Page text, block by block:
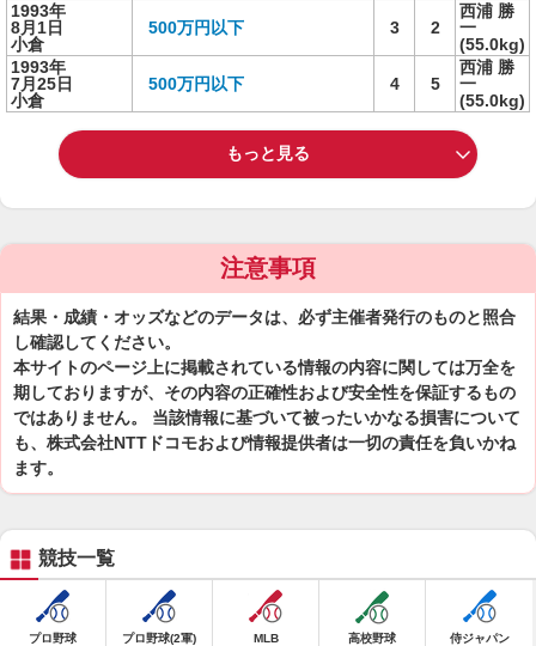
1993年
8月1日
小倉
500万円以下 3 2
西浦 勝
一
(55.0kg)
1993年
7月25日
小倉
500万円以下 4 5
西浦 勝
一
(55.0kg)
もっと見る
注意事項
結果・成績・オッズなどのデータは、必ず主催者発行のものと照合
し確認してください。
本サイトのページ上に掲載されている情報の内容に関しては万全を
期しておりますが、その内容の正確性および安全性を保証するもの
ではありません。 当該情報に基づいて被ったいかなる損害について
も、株式会社NTTドコモおよび情報提供者は一切の責任を負いかね
ます。
競技一覧
プロ野球 プロ野球(2軍) MLB 高校野球 侍ジャパン